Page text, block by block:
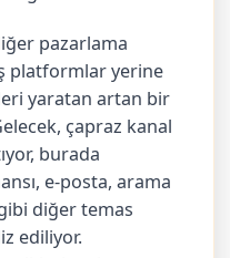
pazarlama
platformlar yerine
yaratan artan bir
çapraz kanal
burada
e-posta, arama
diğer temas
ediliyor.